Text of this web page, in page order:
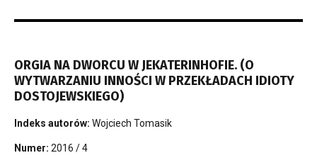
ORGIA NA DWORCU W JEKATERINHOFIE. (O
WYTWARZANIU INNOŚCI W PRZEKŁADACH IDIOTY
DOSTOJEWSKIEGO)
Indeks autorów: Wojciech Tomasik
Numer: 2016 / 4